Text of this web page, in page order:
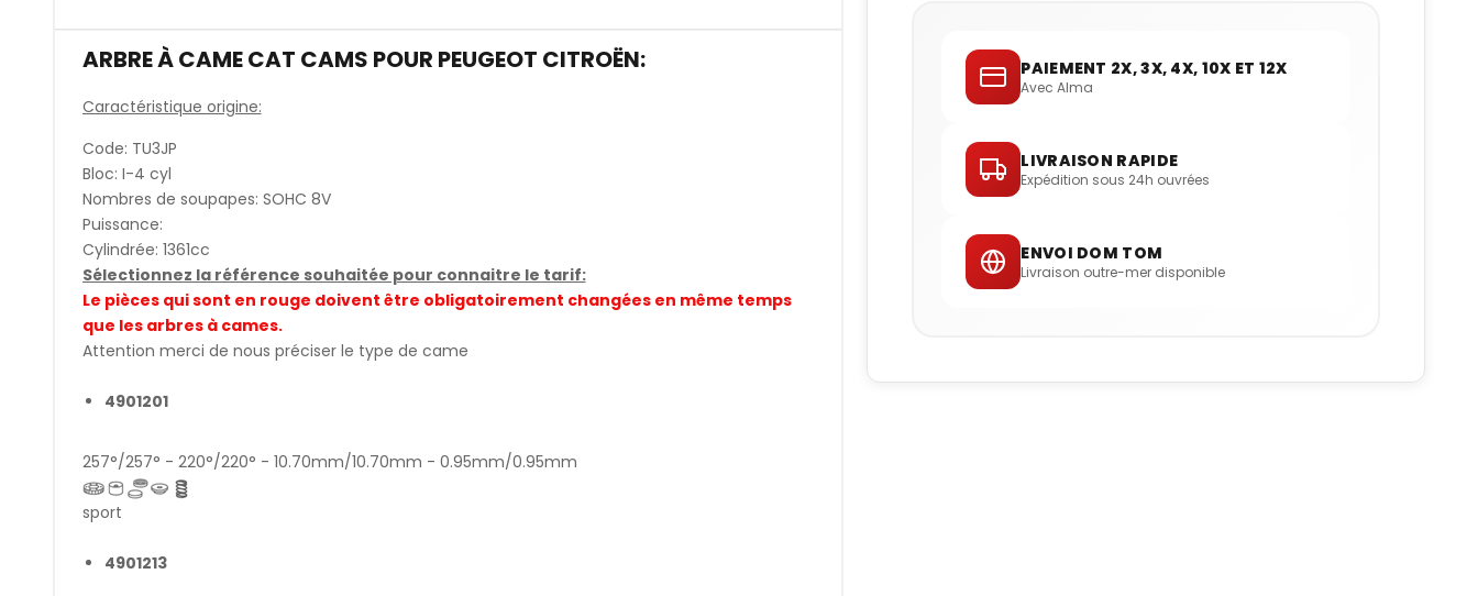
ARBRE À CAME CAT CAMS POUR PEUGEOT CITROËN:
Caractéristique origine:
Code: TU3JP
Bloc: I-4 cyl
Nombres de soupapes: SOHC 8V
Puissance:
Cylindrée: 1361cc
Sélectionnez la référence souhaitée pour connaitre le tarif:
Le pièces qui sont en rouge doivent être obligatoirement changées en même temps
que les arbres à cames.
Attention merci de nous préciser le type de came
4901201
257°/257° - 220°/220° - 10.70mm/10.70mm - 0.95mm/0.95mm
sport
4901213
PAIEMENT 2X, 3X, 4X, 10X ET 12X
Avec Alma
LIVRAISON RAPIDE
Expédition sous 24h ouvrées
ENVOI DOM TOM
Livraison outre-mer disponible